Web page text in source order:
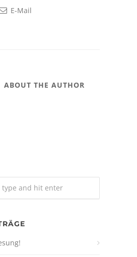
E-Mail
ABOUT THE AUTHOR